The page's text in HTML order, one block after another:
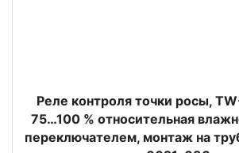
Реле контроля точки росы,
75…100 % относительная
переключателем, монтаж на